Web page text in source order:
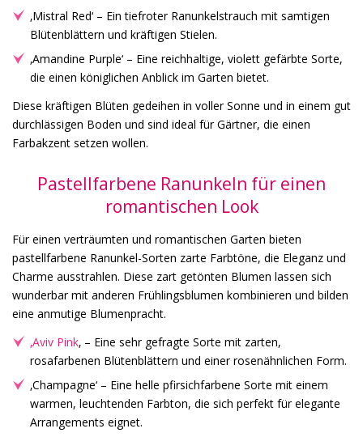
‚Mistral Red‘ – Ein tiefroter Ranunkelstrauch mit samtigen
Blütenblättern und kräftigen Stielen.
‚Amandine Purple‘ – Eine reichhaltige, violett gefärbte Sorte,
die einen königlichen Anblick im Garten bietet.
Diese kräftigen Blüten gedeihen in voller Sonne und in einem gut
durchlässigen Boden und sind ideal für Gärtner, die einen
Farbakzent setzen wollen.
Pastellfarbene Ranunkeln für einen
romantischen Look
Für einen verträumten und romantischen Garten bieten
pastellfarbene Ranunkel-Sorten zarte Farbtöne, die Eleganz und
Charme ausstrahlen. Diese zart getönten Blumen lassen sich
wunderbar mit anderen Frühlingsblumen kombinieren und bilden
eine anmutige Blumenpracht.
‚Aviv Pink‚ – Eine sehr gefragte Sorte mit zarten,
rosafarbenen Blütenblättern und einer rosenähnlichen Form.
‚Champagne‘ – Eine helle pfirsichfarbene Sorte mit einem
warmen, leuchtenden Farbton, die sich perfekt für elegante
Arrangements eignet.